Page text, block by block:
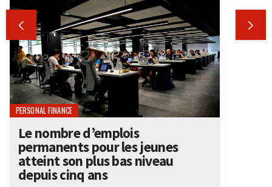
 
PERSONAL FINANCE
Le nombre d’emplois
permanents pour les jeunes
atteint son plus bas niveau
depuis cinq ans